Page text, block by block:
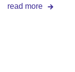
read more